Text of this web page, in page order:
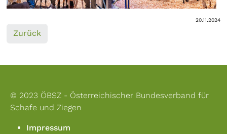
20.11.2024
Zurück
© 2023 ÖBSZ - Österreichischer Bundesverband für
Schafe und Ziegen
Impressum